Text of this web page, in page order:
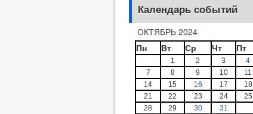
Календарь событий
ОКТЯБРЬ 2024
Пн
Вт Ср Чт Пт
1 2 3 4
7
8 9 10 11
14
15 16 17 18
21
22 23 24 25
28
29 30 31